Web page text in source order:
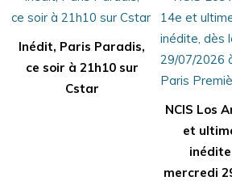
Inédit, Paris Paradis,
ce soir à 21h10 sur
Cstar
NCIS Los
et
mercredi